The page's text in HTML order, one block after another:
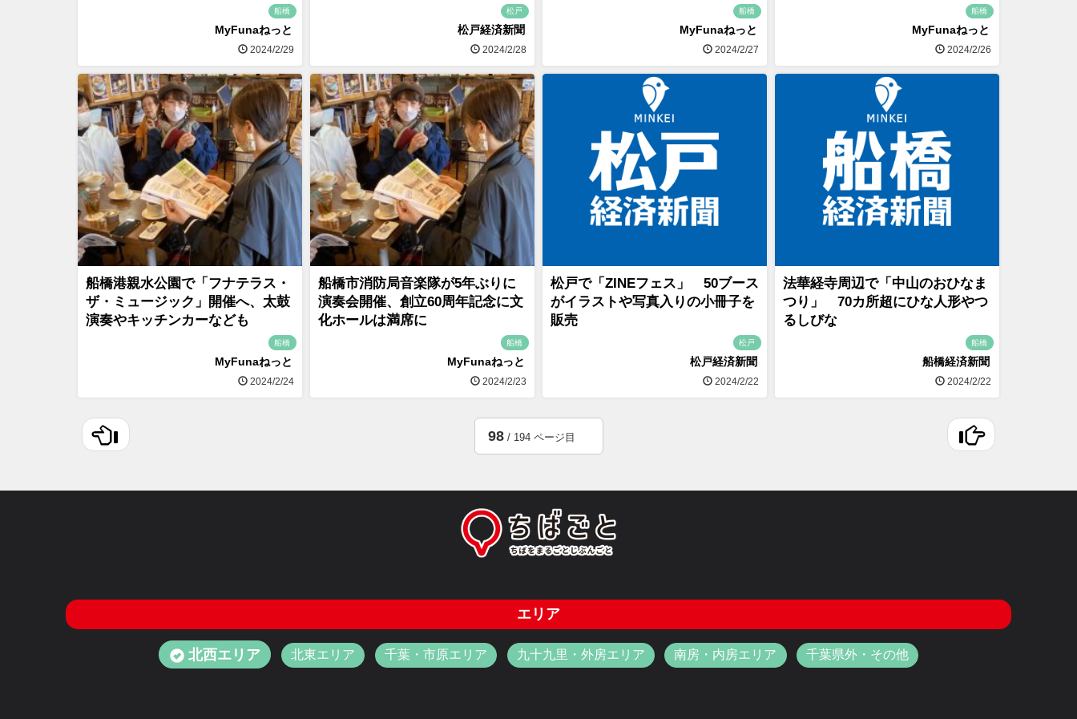
船橋
MyFunaねっと
2024/2/29
松戸
松戸経済新聞
2024/2/28
船橋
MyFunaねっと
2024/2/27
船橋
MyFunaねっと
2024/2/26
船橋港親水公園で「フナテラス・
ザ・ミュージック」開催へ、太鼓
演奏やキッチンカーなども
船橋
MyFunaねっと
2024/2/24
船橋市消防局音楽隊が5年ぶりに
演奏会開催、創立60周年記念に文
化ホールは満席に
船橋
MyFunaねっと
2024/2/23
松戸で「ZINEフェス」 50ブース
がイラストや写真入りの小冊子を
販売
松戸
松戸経済新聞
2024/2/22
法華経寺周辺で「中山のおひなま
つり」 70カ所超にひな人形やつ
るしびな
船橋
船橋経済新聞
2024/2/22
98/ 194 ページ目
エリア
北西エリア 北東エリア 千葉・市原エリア 九十九里・外房エリア 南房・内房エリア 千葉県外・その他